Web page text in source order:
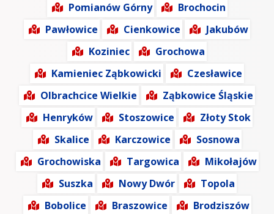
Pomianów Górny
Brochocin
Pawłowice
Cienkowice
Jakubów
Koziniec
Grochowa
Kamieniec Ząbkowicki
Czesławice
Olbrachcice Wielkie
Ząbkowice Śląskie
Henryków
Stoszowice
Złoty Stok
Skalice
Karczowice
Sosnowa
Grochowiska
Targowica
Mikołajów
Suszka
Nowy Dwór
Topola
Bobolice
Braszowice Brodziszów